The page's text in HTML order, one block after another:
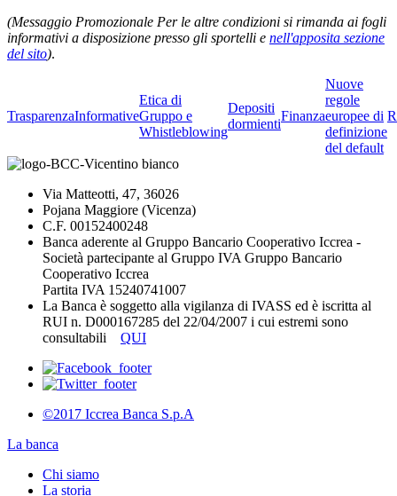
(Messaggio Promozionale Per le altre condizioni si rimanda ai fogli
informativi a disposizione presso gli sportelli e nell'apposita sezione
del sito).
TrasparenzaInformative
Etica di
Gruppo e
Whistleblowing
Depositi
dormienti
Finanza
Nuove
regole
europee di
definizione
del default
Via Matteotti, 47, 36026
Pojana Maggiore (Vicenza)
C.F. 00152400248
Banca aderente al Gruppo Bancario Cooperativo Iccrea -
Società partecipante al Gruppo IVA Gruppo Bancario
Cooperativo Iccrea
Partita IVA 15240741007
La Banca è soggetto alla vigilanza di IVASS ed è iscritta al
RUI n. D000167285 del 22/04/2007 i cui estremi sono
consultabili QUI
©2017 Iccrea Banca S.p.A
La banca
Chi siamo
La storia